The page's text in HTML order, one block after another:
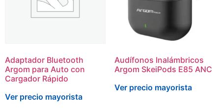
Adaptador Bluetooth
Argom para Auto con
Cargador Rápido
Ver precio mayorista
Audífonos Inalámbricos
Argom SkeiPods E85 ANC
Ver precio mayorista